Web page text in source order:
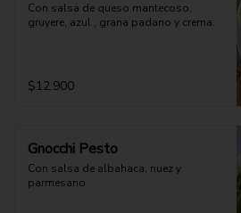
Con salsa de queso mantecoso,
gruyere, azul , grana padano y crema.
$12.900
Gnocchi Pesto
Con salsa de albahaca, nuez y
parmesano